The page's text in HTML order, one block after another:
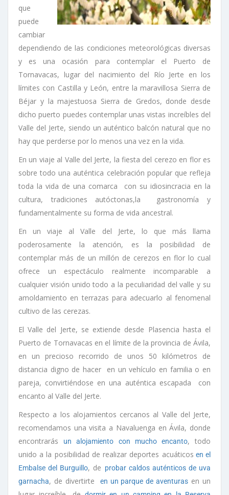
que
puede
cambiar
dependiendo de las condiciones meteorológicas diversas
y es una ocasión para contemplar el Puerto de
Tornavacas, lugar del nacimiento del Río Jerte en los
límites con Castilla y León, entre la maravillosa Sierra de
Béjar y la majestuosa Sierra de Gredos, donde desde
dicho puerto puedes contemplar unas vistas increíbles del
Valle del Jerte, siendo un auténtico balcón natural que no
hay que perderse por lo menos una vez en la vida.
En un viaje al Valle del Jerte, la fiesta del cerezo en flor es
sobre todo una auténtica celebración popular que refleja
toda la vida de una comarca con su idiosincracia en la
cultura, tradiciones autóctonas,la gastronomía y
fundamentalmente su forma de vida ancestral.
En un viaje al Valle del Jerte, lo que más llama
poderosamente la atención, es la posibilidad de
contemplar más de un millón de cerezos en flor lo cual
ofrece un espectáculo realmente incomparable a
cualquier visión unido todo a la peculiaridad del valle y su
amoldamiento en terrazas para adecuarlo al fenomenal
cultivo de las cerezas.
El Valle del Jerte, se extiende desde Plasencia hasta el
Puerto de Tornavacas en el límite de la provincia de Ávila,
en un precioso recorrido de unos 50 kilómetros de
distancia digno de hacer en un vehículo en familia o en
pareja, convirtiéndose en una auténtica escapada con
encanto al Valle del Jerte.
Respecto a los alojamientos cercanos al Valle del Jerte,
recomendamos una visita a Navaluenga en Ávila, donde
encontrarás
un alojamiento con mucho encanto, todo
unido a la posibilidad de realizar deportes acuáticos en el
Embalse del Burguillo, de probar caldos auténticos de uva
garnacha, de divertirte en un parque de aventuras en un